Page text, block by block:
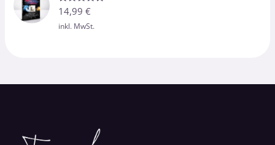
Bewertet
mit
von 5
14,99€
inkl. MwSt.